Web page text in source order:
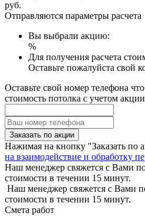
руб.
Отправляются параметры расчета
Вы выбрали акцию:
%
Для получения расчета
Оставьте пожалуйста свой
Оставьте свой номер телефона
стоимость потолка с учетом акции
Заказать по акции
Нажимая на кнопку "Заказать по
на взаимодействие и обработку
Наш менеджер свяжется с Вами
стоимости в течении 15 минут.
Наш менеджер свяжется с Вами
стоимости в течении 15 минут.
Смета работ